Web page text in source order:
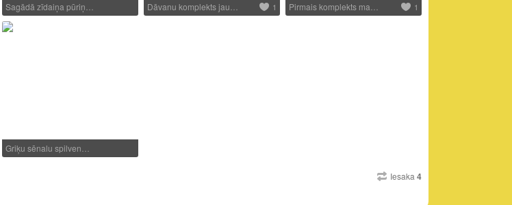
Sagādā zīdaiņa pūriņ… Dāvanu komplekts jau… 1 Pirmais komplekts ma… 1
Griķu sēnalu spilven…
Iesaka 4